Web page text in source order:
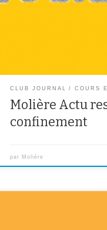
CLUB JOURNAL COURS
Molière Actu
confinement
par Molière